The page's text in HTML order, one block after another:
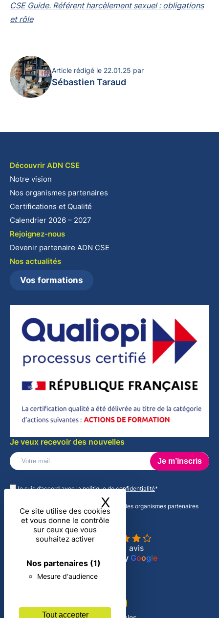
Ce site utilise des cookies
et vous donne le contrôle
sur ceux que vous
souhaitez activer
Nos partenaires (1)
Mesure d'audience
Tout accepter
X Masquer le
CSE Guide. Référent harcèlement sexuel : obligations
et rôle
Article rédigé le 22.01.25 par
Sébastien Taraud
Découvrir ADN CSE
Notre vision
Nos organismes partenaires
Certifications et Qualité
Calendrier 2026 – 2027
Rejoignez-nous
Devenir partenaire ADN CSE
Nos actualités
Vos formations
Je veux recevoir des nouvelles
laisser
vide.
Je suis d’accord avec lapolitique de confidentialité*
J'accepte de recevoir des informations des organismes partenaires
d'ADN CSE
ADN CSE
4.3
Basé sur 16 avis
powered by Google